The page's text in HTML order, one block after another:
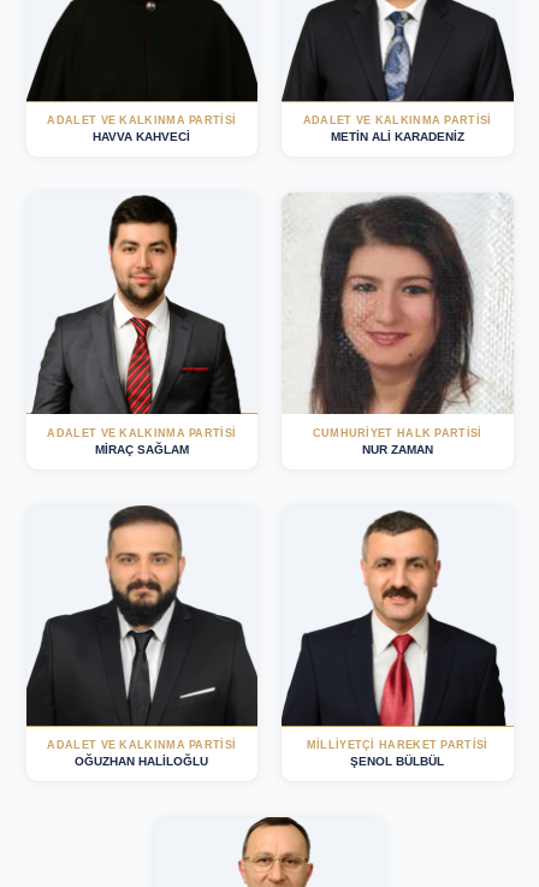
ADALET VE KALKINMA PARTISI
HAVVA KAHVECİ
ADALET VE KALKINMA PARTISI
METİN ALİ KARADENİZ
ADALET VE KALKINMA PARTISI
MİRAÇ SAĞLAM
CUMHURIYET HALK PARTISI
NUR ZAMAN
ADALET VE KALKINMA PARTISI
OĞUZHAN HALİLOĞLU
MILLIYETÇI HAREKET PARTISI
ŞENOL BÜLBÜL